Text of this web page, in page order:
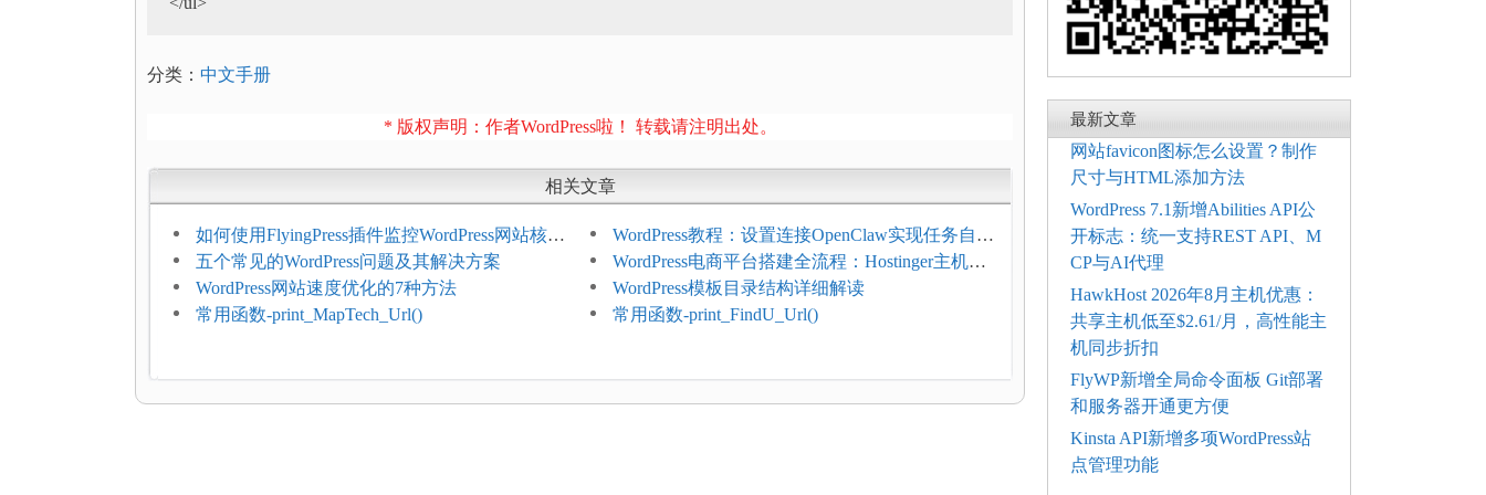
分类： 中文手册
* 版权声明：作者WordPress啦！ 转载请注明出处。
相关文章
如何使用FlyingPress插件监控WordPress网站核心
网页指标（CWV）
WordPress教程：设置连接OpenClaw实现任务自动
化
五个常见的WordPress问题及其解决方案
WordPress电商平台搭建全流程：Hostinger主机一
键部署
WordPress网站速度优化的7种方法
WordPress模板目录结构详细解读
常用函数-print_MapTech_Url()
常用函数-print_FindU_Url()
最新文章
网站favicon图标怎么设置？制作
尺寸与HTML添加方法
WordPress 7.1新增Abilities API公
开标志：统一支持REST API、M
CP与AI代理
HawkHost 2026年8月主机优惠：
共享主机低至$2.61/月，高性能主
机同步折扣
FlyWP新增全局命令面板 Git部署
和服务器开通更方便
Kinsta API新增多项WordPress站
点管理功能